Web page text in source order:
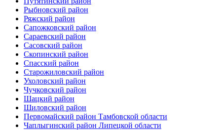
Рыбновский район
Ряжский район
Сапожковский район
Сараевский район
Сасовский район
Скопинский район
Спасский район
Старожиловский район
Ухоловский район
Чучковский район
Шацкий район
Шиловский район
Первомайский район Тамбовской области
Чаплыгинский район Липецкой области